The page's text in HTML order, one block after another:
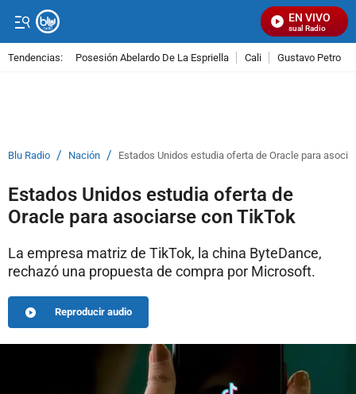
EN VIVO
Señal Visual Radio
Tendencias: Posesión Abelardo De La Espriella Cali Gustavo Petro
Blu Radio / Nación / Estados Unidos estudia oferta de Oracle para
Estados Unidos estudia oferta de
Oracle para asociarse con TikTok
La empresa matriz de TikTok, la china ByteDance,
rechazó una propuesta de compra por Microsoft.
Reproducir audio